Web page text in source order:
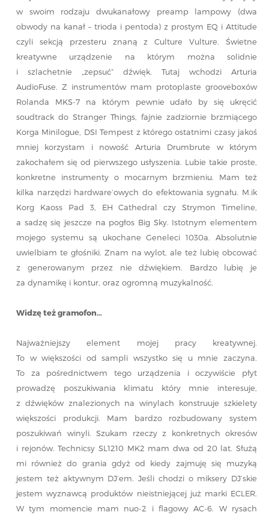
w swoim rodzaju dwukanałowy preamp lampowy (dwa
obwody na kanał – trioda i pentoda) z prostym EQ i Attitude
czyli sekcją przesteru znaną z Culture Vulture. Świetne
kreatywne urządzenie na którym można solidnie
i szlachetnie „zepsuć” dźwięk. Tutaj wchodzi Arturia
AudioFuse. Z instrumentów mam protoplaste grooveboxów
Rolanda MKS-7 na którym pewnie udało by się ukręcić
soudtrack do Stranger Things, fajnie zadziornie brzmiącego
Korga Minilogue, DSI Tempest z którego ostatnimi czasy jakoś
mniej korzystam i nowość Arturia Drumbrute w którym
zakochałem się od pierwszego usłyszenia. Lubie takie proste,
konkretne instrumenty o mocarnym brzmieniu. Mam też
kilka narzędzi hardware’owych do efektowania sygnału. M.ik
Korg Kaoss Pad 3, EH Cathedral czy Strymon Timeline,
a sadzę się jeszcze na pogłos Big Sky. Istotnym elementem
mojego systemu są ukochane Geneleci 1030a. Absolutnie
uwielbiam te głośniki. Znam na wylot, ale też lubię obcować
z generowanym przez nie dźwiękiem. Bardzo lubię je
za dynamikę i kontur, oraz ogromną muzykalność.
Widzę też gramofon…
Najważniejszy element mojej pracy kreatywnej.
To w większości od sampli wszystko się u mnie zaczyna.
To za pośrednictwem tego urządzenia i oczywiście płyt
prowadzę poszukiwania klimatu który mnie interesuje,
z dźwięków znalezionych na winylach konstruuje szkielety
większości produkcji. Mam bardzo rozbudowany system
poszukiwań winyli. Szukam rzeczy z konkretnych okresów
i rejonów. Technicsy SL1210 MK2 mam dwa od 20 lat. Służą
mi również do grania gdyż od kiedy zajmuję się muzyką
jestem też aktywnym DJ’em. Jeśli chodzi o miksery DJ’skie
jestem wyznawcą produktów nieistniejącej już marki ECLER.
W tym momencie mam nuo-2 i flagowy AC-6. W rysach